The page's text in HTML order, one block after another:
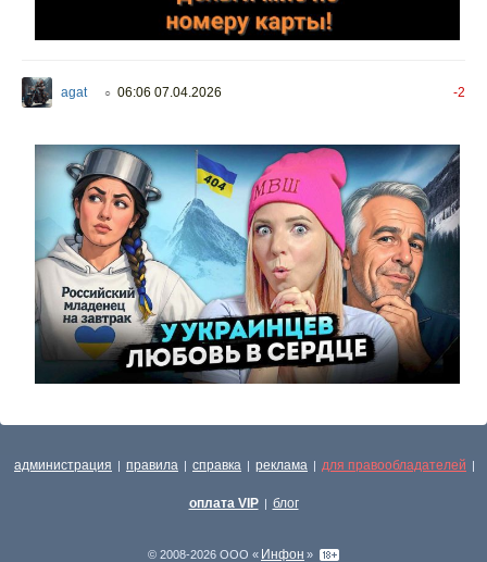
agat ○ 06:06 07.04.2026 -2
администрация | правила | справка | реклама | для правообладателей |
оплата VIP | блог
© 2008-2026 ООО « Инфон »